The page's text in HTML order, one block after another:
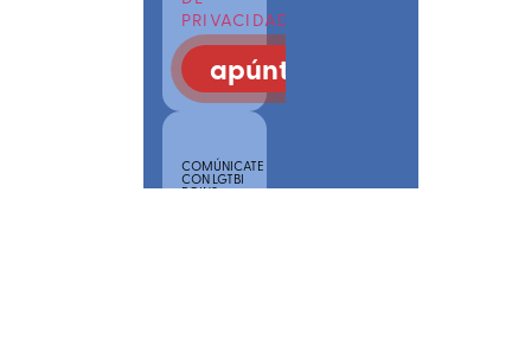
PRIVACIDAD
apúntate
COMÚNICATE
CON LGTBI
POINS